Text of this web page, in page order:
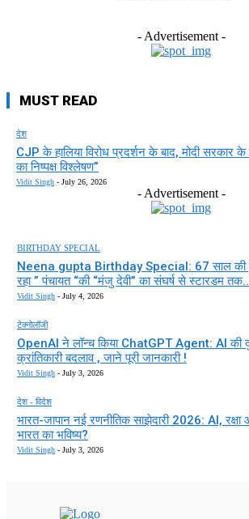
- Advertisement -
MUST READ
देश
CJP के हालिया विरोध प्रदर्शन के बाद, मोदी सरकार
का निष्पक्ष विश्लेषण”
Vidit Singh - July 26, 2026
- Advertisement -
BIRTHDAY SPECIAL
Neena gupta Birthday Special: 67 साल की
रहा ” पंचायत “की “मंजु देवी” का संघर्ष से स्टारडम
Vidit Singh - July 4, 2026
टेक्नोलॉजी
OpenAI ने लॉन्च किया ChatGPT Agent: AI की
क्रांतिकारी बदलाव , जाने पूरी जानकारी !
Vidit Singh - July 3, 2026
देश - विदेश
भारत-जापान नई रणनीतिक साझेदारी 2026: AI,
भारत का भविष्य?
Vidit Singh - July 3, 2026